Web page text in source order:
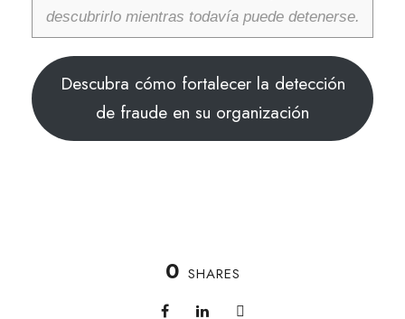
descubrirlo mientras todavía puede detenerse.
Descubra cómo fortalecer la detección
de fraude en su organización
0 SHARES